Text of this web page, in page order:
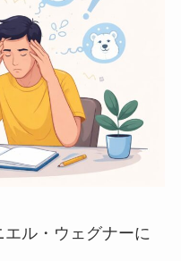
ル・ウェグナーに